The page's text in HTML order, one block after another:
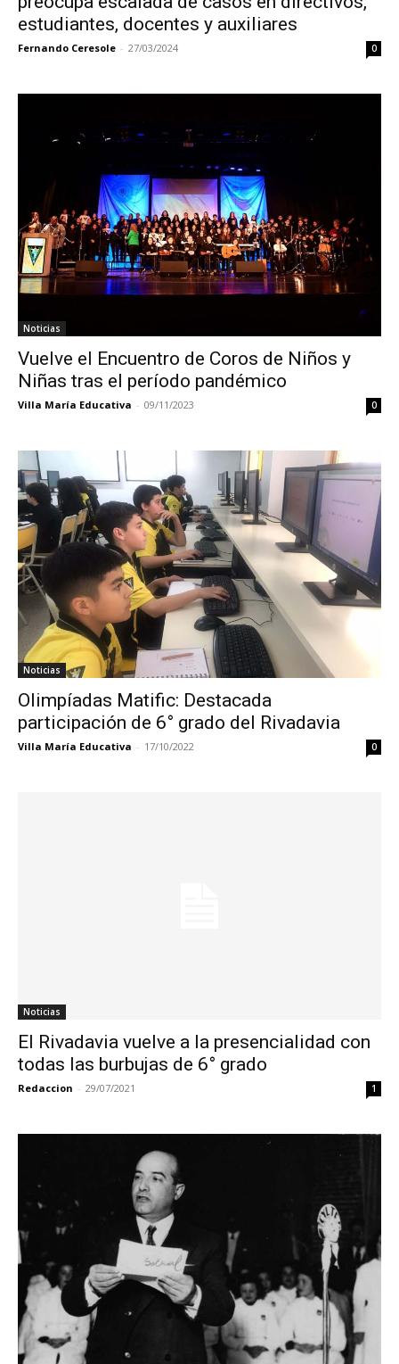
estudiantes, docentes y auxiliares
Fernando Ceresole - 27/03/2024 0
Noticias
Vuelve el Encuentro de Coros de Niños y
Niñas tras el período pandémico
Villa María Educativa - 09/11/2023 0
Noticias
Olimpíadas Matific: Destacada
participación de 6° grado del Rivadavia
Villa María Educativa - 17/10/2022 0
Noticias
El Rivadavia vuelve a la presencialidad con
todas las burbujas de 6° grado
Redaccion - 29/07/2021 1